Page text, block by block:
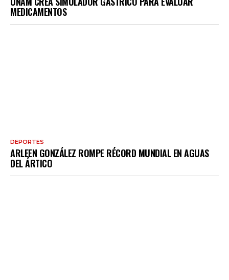
MEDICAMENTOS
DEPORTES
ARLEEN GONZÁLEZ ROMPE RÉCORD MUNDIAL EN AGUAS
DEL ÁRTICO